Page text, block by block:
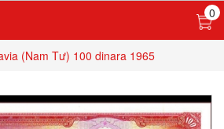
0
(Nam Tư) 100 dinara 1965